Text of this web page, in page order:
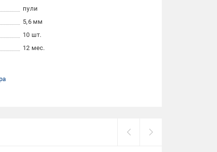
пули
5,6 мм
10 шт.
12 мес.